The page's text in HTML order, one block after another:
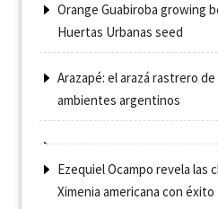
Orange Guabiroba growing
Huertas Urbanas seed
Arazapé: el arazá rastrero
ambientes argentinos
Ezequiel Ocampo revela las
Ximenia americana con éxito